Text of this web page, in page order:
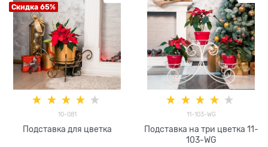
Скидка 65%
10-081
Подставка для цветка
11-103-WG
Подставка на три цветка 11-
103-WG